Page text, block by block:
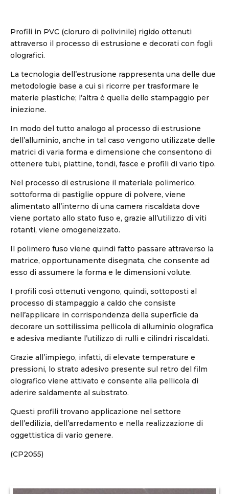
Profili in PVC (cloruro di polivinile) rigido ottenuti
attraverso il processo di estrusione e decorati con fogli
olografici.
La tecnologia dell’estrusione rappresenta una delle due
metodologie base a cui si ricorre per trasformare le
materie plastiche; l’altra è quella dello stampaggio per
iniezione.
In modo del tutto analogo al processo di estrusione
dell’alluminio, anche in tal caso vengono utilizzate delle
matrici di varia forma e dimensione che consentono di
ottenere tubi, piattine, tondi, fasce e profili di vario tipo.
Nel processo di estrusione il materiale polimerico,
sottoforma di pastiglie oppure di polvere, viene
alimentato all’interno di una camera riscaldata dove
viene portato allo stato fuso e, grazie all’utilizzo di viti
rotanti, viene omogeneizzato.
Il polimero fuso viene quindi fatto passare attraverso la
matrice, opportunamente disegnata, che consente ad
esso di assumere la forma e le dimensioni volute.
I profili così ottenuti vengono, quindi, sottoposti al
processo di stampaggio a caldo che consiste
nell’applicare in corrispondenza della superficie da
decorare un sottilissima pellicola di alluminio olografica
e adesiva mediante l’utilizzo di rulli e cilindri riscaldati.
Grazie all’impiego, infatti, di elevate temperature e
pressioni, lo strato adesivo presente sul retro del film
olografico viene attivato e consente alla pellicola di
aderire saldamente al substrato.
Questi profili trovano applicazione nel settore
dell’edilizia, dell’arredamento e nella realizzazione di
oggettistica di vario genere.
(CP2055)